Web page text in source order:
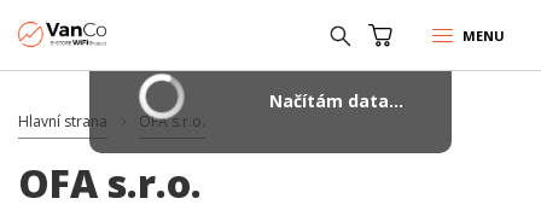
MENU
Hlavní strana OFA s.r.o.
OFA s.r.o.
Načítám data...